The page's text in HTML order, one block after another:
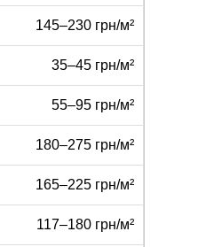
145–230 грн/м²
35–45 грн/м²
55–95 грн/м²
180–275 грн/м²
165–225 грн/м²
117–180 грн/м²